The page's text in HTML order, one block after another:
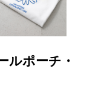
ポーチ・